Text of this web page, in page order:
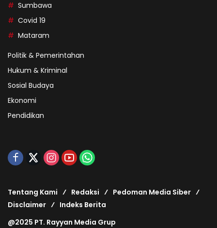
Sumbawa
Covid 19
Mataram
Politik & Pemerintahan
Hukum & Kriminal
Sosial Budaya
Ekonomi
Pendidikan
Tentang Kami Redaksi
Pedoman Media Siber
Disclaimer
Indeks Berita
@2025 PT. Rayyan Media Grup